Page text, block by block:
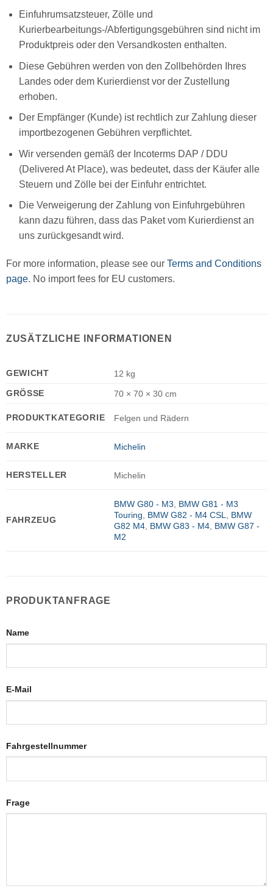
Einfuhrumsatzsteuer, Zölle und
Kurierbearbeitungs-/Abfertigungsgebühren sind nicht im
Produktpreis oder den Versandkosten enthalten.
Diese Gebühren werden von den Zollbehörden Ihres
Landes oder dem Kurierdienst vor der Zustellung
erhoben.
Der Empfänger (Kunde) ist rechtlich zur Zahlung dieser
importbezogenen Gebühren verpflichtet.
Wir versenden gemäß der Incoterms DAP / DDU
(Delivered At Place), was bedeutet, dass der Käufer alle
Steuern und Zölle bei der Einfuhr entrichtet.
Die Verweigerung der Zahlung von Einfuhrgebühren
kann dazu führen, dass das Paket vom Kurierdienst an
uns zurückgesandt wird.
For more information, please see our Terms and Conditions
page. No import fees for EU customers.
ZUSÄTZLICHE INFORMATIONEN
GEWICHT
12 kg
GRÖSSE
70 × 70 × 30 cm
PRODUKTKATEGORIE Felgen und Rädern
MARKE Michelin
HERSTELLER Michelin
FAHRZEUG
BMW G80 - M3
BMW G81 - M3
Touring
BMW G82 - M4 CSL
BMW
G82 M4, BMW G83 - M4, BMW G87 -
M2
PRODUKTANFRAGE
Name
E-Mail
Fahrgestellnummer
Frage